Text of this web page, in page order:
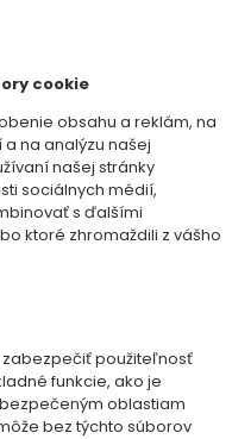
cookie
obsahu a reklám, na
na analýzu našej
našej stránky
sociálnych médií,
s ďalšími
ktoré zhromaždili z vášho
použiteľnosť
funkcie, ako je
oblastiam
bez týchto súborov